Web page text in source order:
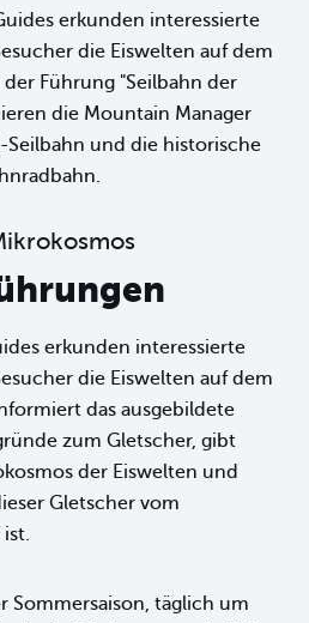
erkunden interessierte
die Eiswelten auf dem
Führung "Seilbahn der
die Mountain Manager
und die historische
erkunden interessierte
die Eiswelten auf dem
das ausgebildete
zum Gletscher, gibt
der Eiswelten und
Gletscher vom
Sommersaison, täglich um